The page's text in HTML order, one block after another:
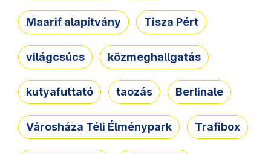
Maarif alapítvány Tisza Pért
világcsúcs közmeghallgatás
kutyafuttató taozás Berlinale
Városháza Téli Élménypark Trafibox